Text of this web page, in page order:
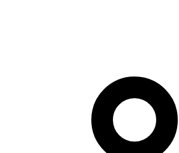
werden.
Externe Medien aktivieren